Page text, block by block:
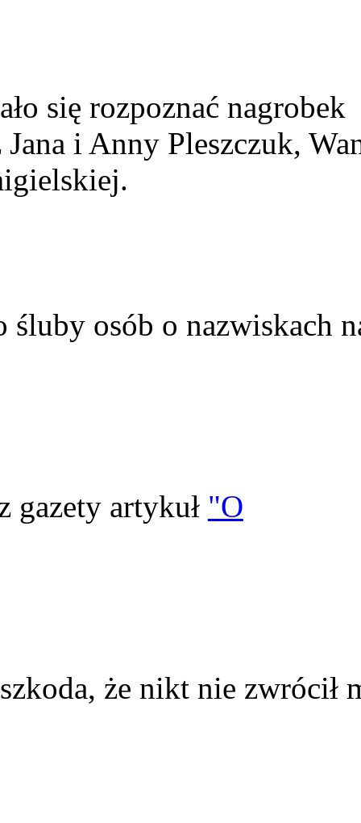
się rozpoznać nagrobek
i Anny Pleszczuk,
śluby osób o nazwiskach
gazety artykuł "O
że nikt nie zwrócił